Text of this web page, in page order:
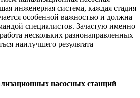
инженерная система, каждая стадия
особенной важностью и должна
специалистов. Зачастую именно
нескольких разнонаправленных
наилучшего результата
насосных станций